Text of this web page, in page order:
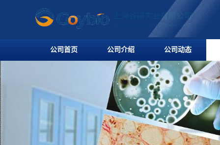
公司首页 公司介绍 公司动态